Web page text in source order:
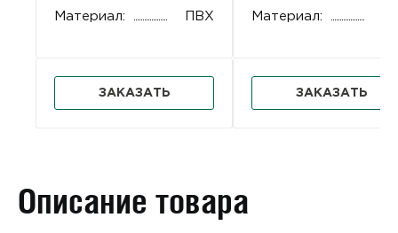
Материал:
ПВХ
ЗАКАЗАТЬ
Материал:
ЗАКАЗАТЬ
Описание товара